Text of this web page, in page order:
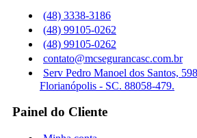
(48) 3338-3186
(48) 99105-0262
(48) 99105-0262
contato@mcsegurancasc.com.br
Serv Pedro Manoel dos Santos,
Florianópolis - SC. 88058-479.
Painel do Cliente